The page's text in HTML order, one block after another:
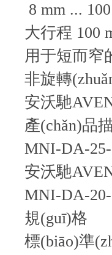
8 mm ...
大行程 100
用于短而窄
非旋轉
安沃馳
產(chǎn)品
MNI-DA-25-
安沃馳
MNI-DA-20-
規(guī)格
標(biāo)準